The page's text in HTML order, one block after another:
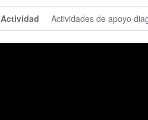
Actividad Actividades de apoyo